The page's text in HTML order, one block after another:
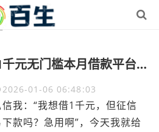
网贷软件容易下款1千元无门槛本月借款平台力荐！分享小额网贷口子1千元无门槛借款
2026-01-06 06:48:03
我：“我想借1千元，但征信
款吗？急用啊”，今天我就给